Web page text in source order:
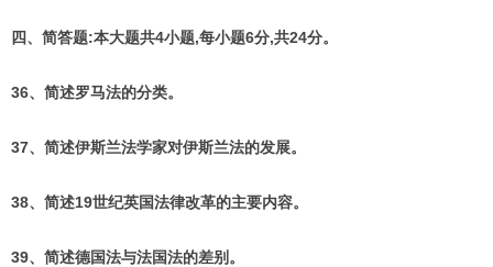
四、简答题:本大题共4小题,每小题6分,共24分。
36、简述罗马法的分类。
37、简述伊斯兰法学家对伊斯兰法的发展。
38、简述19世纪英国法律改革的主要内容。
39、简述德国法与法国法的差别。